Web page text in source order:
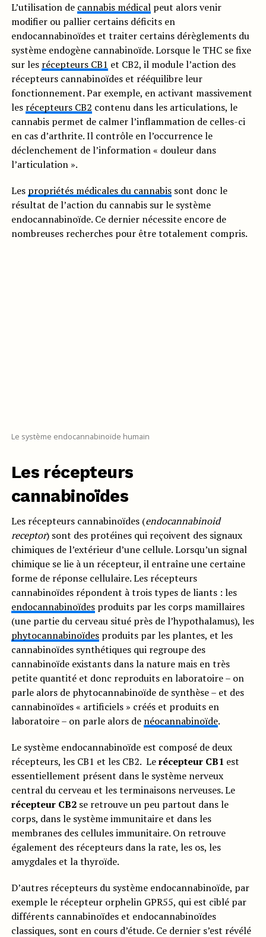
L’utilisation de cannabis médicalpeut alors venir
modifier ou pallier certains déficits en
endocannabinoïdes et traiter certains dérèglements du
système endogène cannabinoïde. Lorsque le THC se fixe
sur les récepteurs CB1 et CB2, il module l’action des
récepteurs cannabinoïdes et rééquilibre leur
fonctionnement. Par exemple, en activant massivement
les récepteurs CB2 contenu dans les articulations, le
cannabis permet de calmer l’inflammation de celles-ci
en cas d’arthrite. Il contrôle en l’occurrence le
déclenchement de l’information « douleur dans
l’articulation ».
Les propriétés médicales du cannabissont donc le
résultat de l’action du cannabis sur le système
endocannabinoïde. Ce dernier nécessite encore de
nombreuses recherches pour être totalement compris.
Le système endocannabinoïde humain
Les récepteurs
cannabinoïdes
Les récepteurs cannabinoïdes (endocannabinoid
receptor) sont des protéines qui reçoivent des signaux
chimiques de l’extérieur d’une cellule. Lorsqu’un signal
chimique se lie à un récepteur, il entraîne une certaine
forme de réponse cellulaire. Les récepteurs
cannabinoïdes répondent à trois types de liants : les
endocannabinoïdesproduits par les corps mamillaires
(une partie du cerveau situé près de l’hypothalamus), les
phytocannabinoïdesproduits par les plantes, et les
cannabinoïdes synthétiques qui regroupe des
cannabinoïde existants dans la nature mais en très
petite quantité et donc reproduits en laboratoire – on
parle alors de phytocannabinoïde de synthèse – et des
cannabinoïdes « artificiels » créés et produits en
laboratoire – on parle alors de néocannabinoïde.
Le système endocannabinoïde est composé de deux
récepteurs, les CB1 et les CB2. Lerécepteur CB1 est
essentiellement présent dans le système nerveux
central du cerveau et les terminaisons nerveuses. Le
récepteur CB2se retrouve un peu partout dans le
corps, dans le système immunitaire et dans les
membranes des cellules immunitaire. On retrouve
également des récepteurs dans la rate, les os, les
amygdales et la thyroïde.
D’autres récepteurs du système endocannabinoïde, par
exemple le récepteur orphelin GPR55, qui est ciblé par
différents cannabinoïdes et endocannabinoïdes
classiques, sont en cours d’étude. Ce dernier s’est révélé